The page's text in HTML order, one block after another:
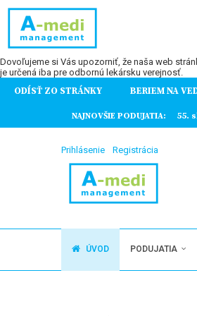
Dovoľujeme si Vás upozorniť, že naša web
je určená iba pre odbornú lekársku verejnosť.
ODÍSŤ ZO STRÁNKY BERIEM NA
NAJNOVŠIE PODUJATIA: 55.
Prihlásenie Registrácia
ÚVOD PODUJATIA